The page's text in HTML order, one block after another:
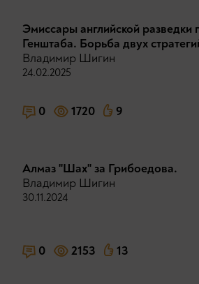
Эмиссары английской разведки
Генштаба. Борьба двух
Владимир Шигин
24.02.2025
0 1720 9
Алмаз "Шах" за Грибоедова.
Владимир Шигин
30.11.2024
0 2153 13